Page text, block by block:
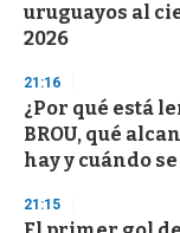
uruguayos al
2026
21:16
¿Por qué está
BROU, qué
hay y cuándo
21:15